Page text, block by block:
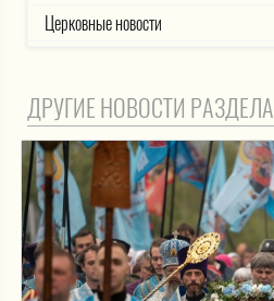
Церковные новости
ДРУГИЕ НОВОСТИ РАЗДЕЛА